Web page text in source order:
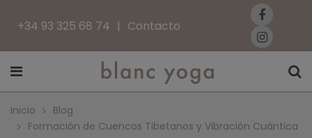
+34 93 325 68 74 Contacto
Inicio
Blog
Formación de Cuencos Tibetanos y Vibración Cuántica